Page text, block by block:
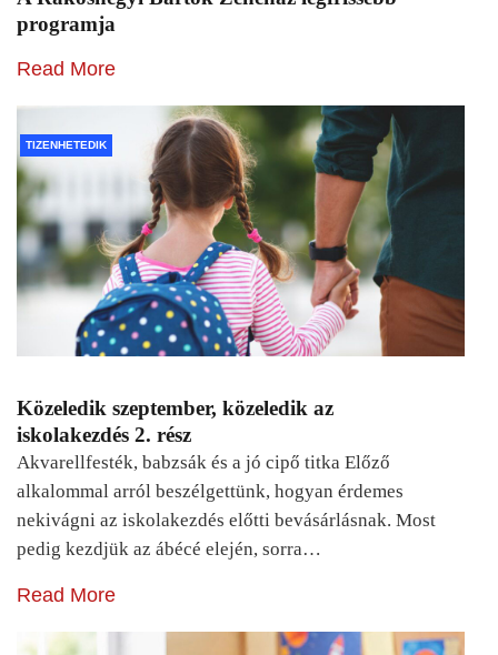
programja
Read More
TIZENHETEDIK
Közeledik szeptember, közeledik az
iskolakezdés 2. rész
Akvarellfesték, babzsák és a jó cipő titka Előző
alkalommal arról beszélgettünk, hogyan érdemes
nekivágni az iskolakezdés előtti bevásárlásnak. Most
pedig kezdjük az ábécé elején, sorra…
Read More